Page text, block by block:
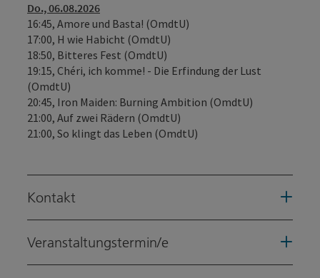
Do., 06.08.2026
16:45, Amore und Basta! (OmdtU)
17:00, H wie Habicht (OmdtU)
18:50, Bitteres Fest (OmdtU)
19:15, Chéri, ich komme! - Die Erfindung der Lust
(OmdtU)
20:45, Iron Maiden: Burning Ambition (OmdtU)
21:00, Auf zwei Rädern (OmdtU)
21:00, So klingt das Leben (OmdtU)
Kontakt
Veranstaltungstermin/e